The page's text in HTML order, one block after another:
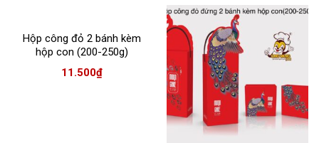
Hộp công đỏ 2 bánh kèm
hộp con (200-250g)
11.500₫